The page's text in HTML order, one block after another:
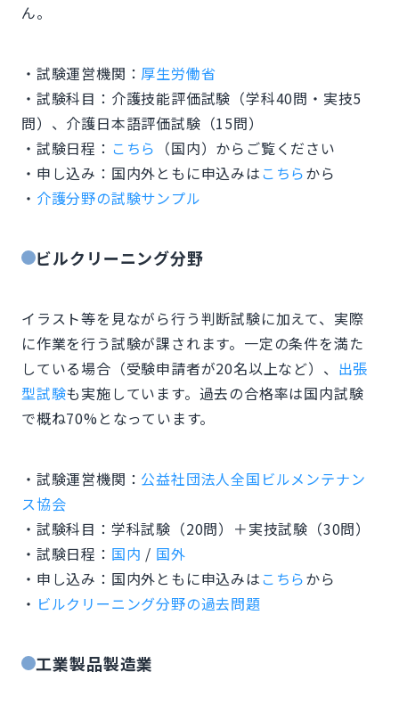
ん。
・試験運営機関： 厚生労働省
・試験科目：介護技能評価試験（学科40問・実技5
問）、介護日本語評価試験（15問）
・試験日程： こちら （国内）からご覧ください
・申し込み：国内外ともに申込みは こちらから
・ 介護分野の試験サンプル
ビルクリーニング分野
イラスト等を見ながら行う判断試験に加えて、実際
に作業を行う試験が課されます。一定の条件を満た
している場合（受験申請者が20名以上など）、 出張
型試験も実施しています。過去の合格率は国内試験
で概ね70%となっています。
・試験運営機関： 公益社団法人全国ビルメンテナン
ス協会
・試験科目：学科試験（20問）＋実技試験（30問）
・試験日程： 国内 / 国外
・申し込み：国内外ともに申込みは こちらから
・ ビルクリーニング分野の過去問題
‍工業製品製造業